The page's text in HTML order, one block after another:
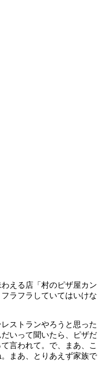
える店「村のピザ屋カン
ラフラしていてはいけな
ストランやろうと思った
いって聞いたら、ピザだ
言われて。で、まあ、こ
まあ、とりあえず家族で